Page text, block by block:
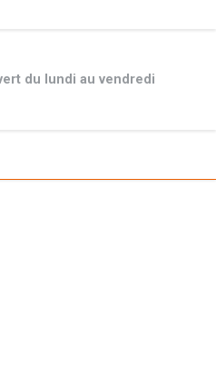
du lundi au vendredi